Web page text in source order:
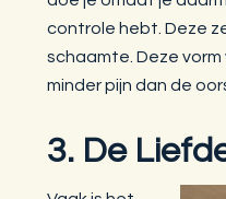
controle hebt. Deze
schaamte. Deze
minder pijn dan de
3. De